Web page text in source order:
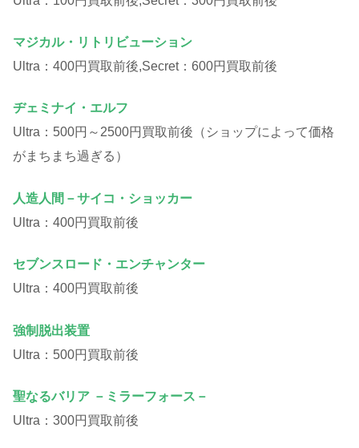
マジカル・リトリビューション
Ultra：400円買取前後,Secret：600円買取前後
ヂェミナイ・エルフ
Ultra：500円～2500円買取前後（ショップによって価格
がまちまち過ぎる）
人造人間－サイコ・ショッカー
Ultra：400円買取前後
セブンスロード・エンチャンター
Ultra：400円買取前後
強制脱出装置
Ultra：500円買取前後
聖なるバリア －ミラーフォース－
Ultra：300円買取前後